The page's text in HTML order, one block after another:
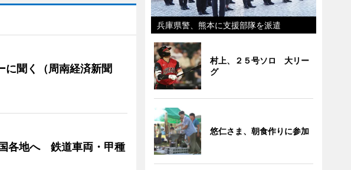
に聞く（周南経済新聞
各地へ 鉄道車両・甲種
兵庫県警、熊本に支援部隊を派遣
村上、２５号ソロ 大リー
グ
悠仁さま、朝食作りに参加